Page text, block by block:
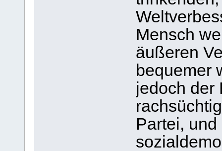
Mensch
äußeren
bequemer
jedoch der
Partei,